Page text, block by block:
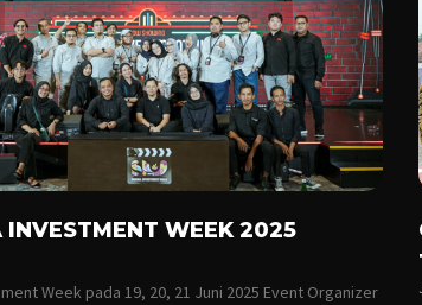
INVESTMENT WEEK 2025
Week pada 19, 20, 21 Juni 2025 Event Organizer